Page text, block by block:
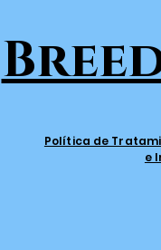
Política de
e